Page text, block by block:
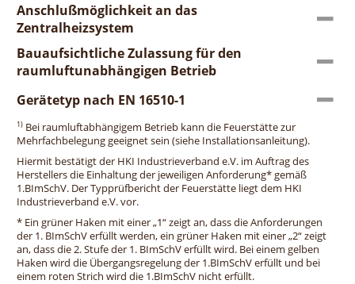
Anschlußmöglichkeit an das
Zentralheizsystem
Bauaufsichtliche Zulassung für den
raumluftunabhängigen Betrieb
Gerätetyp nach EN 16510-1
1) Bei raumluftabhängigem Betrieb kann die Feuerstätte zur
Mehrfachbelegung geeignet sein (siehe Installationsanleitung).
Hiermit bestätigt der HKI Industrieverband e.V. im Auftrag des
Herstellers die Einhaltung der jeweiligen Anforderung* gemäß
1.BImSchV. Der Typprüfbericht der Feuerstätte liegt dem HKI
Industrieverband e.V. vor.
* Ein grüner Haken mit einer „1“ zeigt an, dass die Anforderungen
der 1. BImSchV erfüllt werden, ein grüner Haken mit einer „2“ zeigt
an, dass die 2. Stufe der 1. BImSchV erfüllt wird. Bei einem gelben
Haken wird die Übergangsregelung der 1.BImSchV erfüllt und bei
einem roten Strich wird die 1.BImSchV nicht erfüllt.